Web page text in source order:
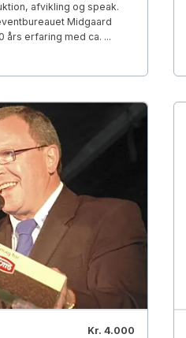
afvikling og speak.
Midgaard
års erfaring med ca. ...
Kr. 4.000